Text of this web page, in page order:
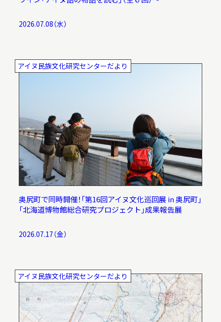
2026.07.08（水）
アイヌ民族文化研究センターだより
奥尻町で同時開催！「第16回アイヌ文化巡回展 in 奥尻町」
「北海道博物館総合研究プロジェクト」成果報告展
2026.07.17（金）
アイヌ民族文化研究センターだより